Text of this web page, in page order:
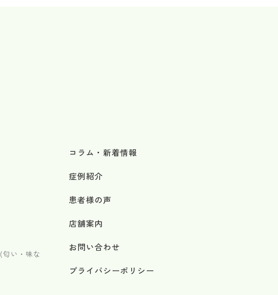
い・味な
コラム・新着情報
症例紹介
患者様の声
店舗案内
お問い合わせ
プライバシーポリシー